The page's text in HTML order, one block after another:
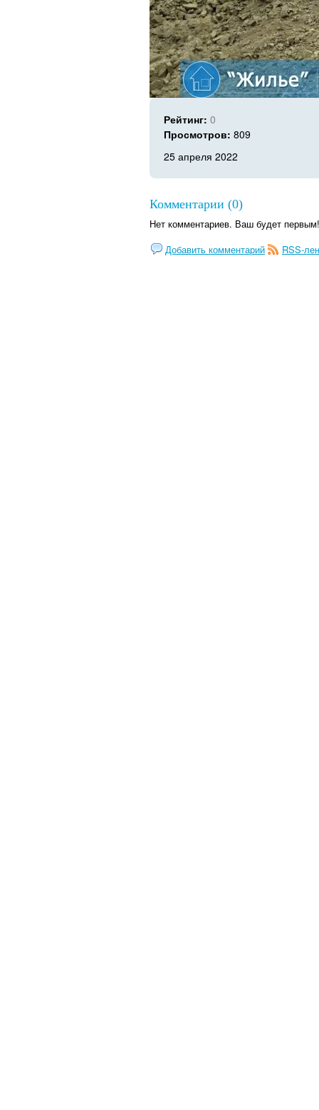
Рейтинг: 0
Просмотров: 809
25 апреля 2022
Комментарии (0)
Нет комментариев. Ваш будет первым!
Добавить комментарий
RSS-